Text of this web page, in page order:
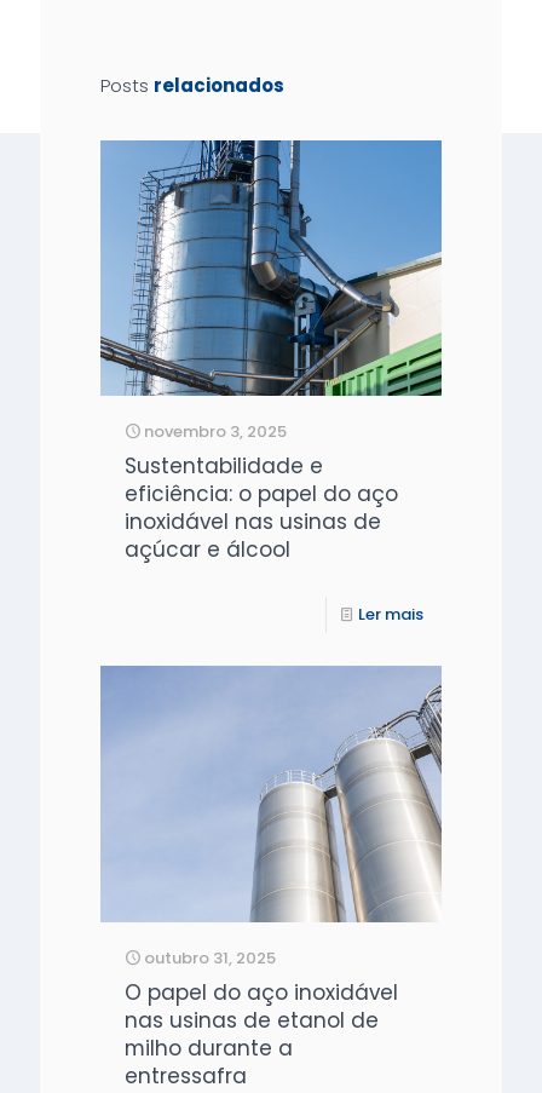
Posts relacionados
novembro 3, 2025
Sustentabilidade e
eficiência: o papel do aço
inoxidável nas usinas de
açúcar e álcool
Ler mais
outubro 31, 2025
O papel do aço inoxidável
nas usinas de etanol de
milho durante a
entressafra